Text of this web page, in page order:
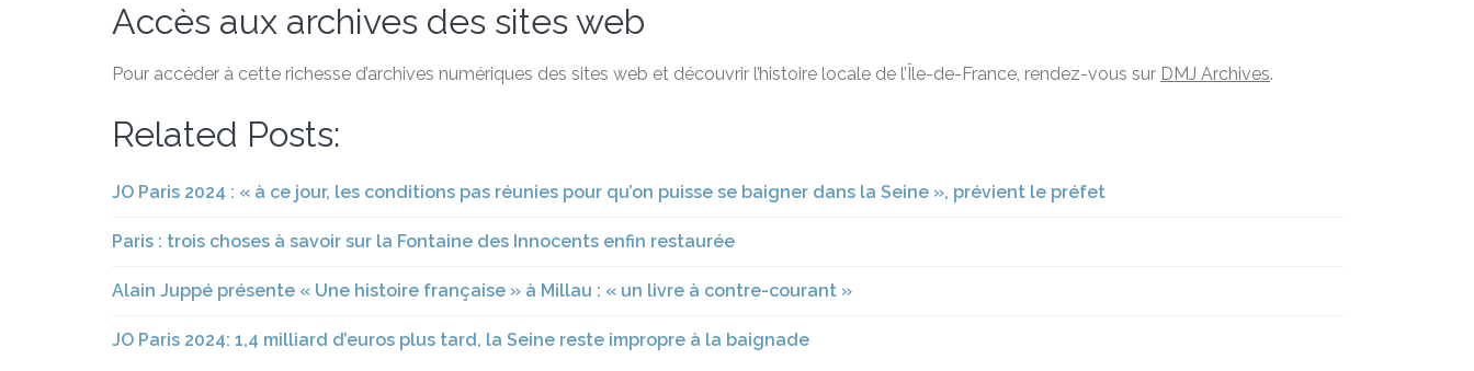
Accès aux archives des sites web
Pour accéder à cette richesse d’archives numériques des sites web et découvrir l’histoire locale de l’Île-de-France, rendez-vous sur DMJ Archives.
Related Posts:
JO Paris 2024 : « à ce jour, les conditions pas réunies pour qu’on puisse se baigner dans la Seine », prévient le préfet
Paris : trois choses à savoir sur la Fontaine des Innocents enfin restaurée
Alain Juppé présente « Une histoire française » à Millau : « un livre à contre-courant »
JO Paris 2024: 1,4 milliard d’euros plus tard, la Seine reste impropre à la baignade